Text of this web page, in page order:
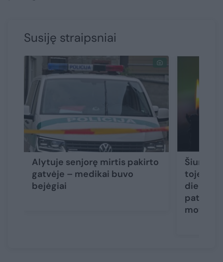
Susiję straipsniai
Alytuje senjorę mirtis pakirto
gatvėje – medikai buvo
bejėgiai
Šiurpūs
toje
dieną
paties
moterys